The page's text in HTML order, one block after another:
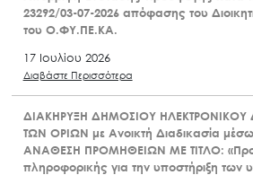
23292/03-07-2026 απόφασης του
του Ο.ΦΥ.ΠΕ.ΚΑ.
17 Ιουλίου 2026
Διαβάστε Περισσότερα
ΔΙΑΚΗΡΥΞΗ ΔΗΜΟΣΙΟΥ ΗΛΕΚΤΡΟΝΙΚΟΥ
ΤΩΝ ΟΡΙΩΝ με Ανοικτή Διαδικασία
ΑΝΑΘΕΣΗ ΠΡΟΜΗΘΕΙΩΝ ΜΕ ΤΙΤΛΟ:
πληροφορικής για την υποστήριξη των